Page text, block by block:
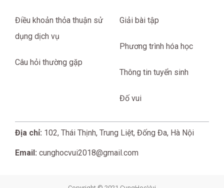
Điều khoản thỏa thuận sử
dụng dịch vụ
Câu hỏi thường gặp
Giải bài tập
Phương trình hóa học
Thông tin tuyển sinh
Đố vui
Địa chỉ: 102, Thái Thịnh, Trung Liệt, Đống Đa, Hà Nội
Email: cunghocvui2018@gmail.com